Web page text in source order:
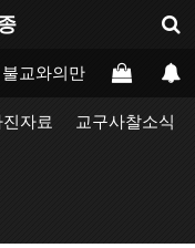
불교와의만남 업무포털
자료 교구사찰소식